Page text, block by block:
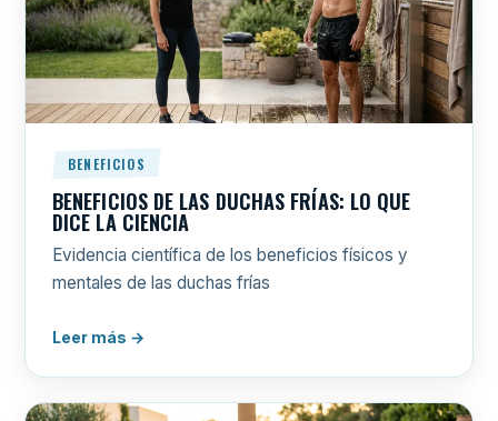
BENEFICIOS
BENEFICIOS DE LAS DUCHAS FRÍAS: LO QUE
DICE LA CIENCIA
Evidencia científica de los beneficios físicos y
mentales de las duchas frías
Leer más →